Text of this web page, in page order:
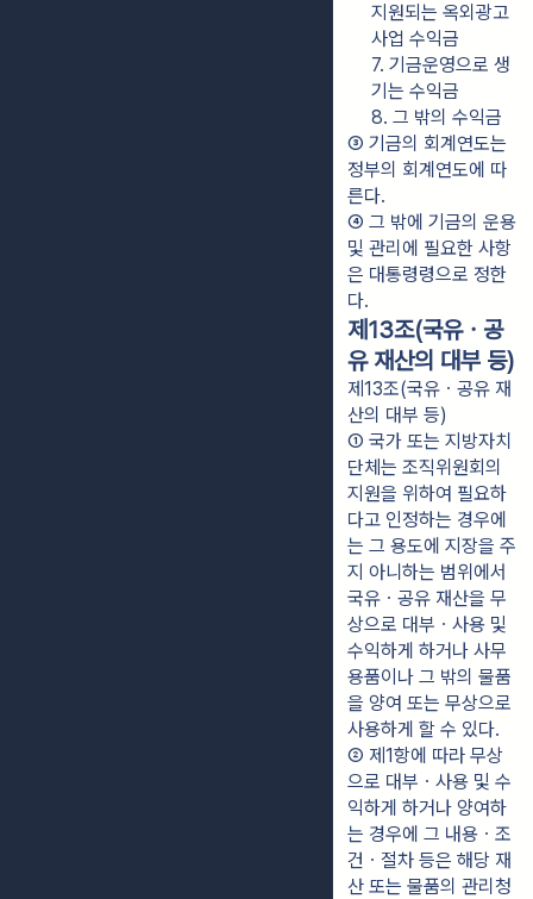
지원되는 옥외광고
사업 수익금
7. 기금운영으로 생
기는 수익금
8. 그 밖의 수익금
③ 기금의 회계연도는
정부의 회계연도에 따
른다.
④ 그 밖에 기금의 운용
및 관리에 필요한 사항
은 대통령령으로 정한
다.
제13조(국유ㆍ공
유 재산의 대부 등)
제13조(국유ㆍ공유 재
산의 대부 등)
① 국가 또는 지방자치
단체는 조직위원회의
지원을 위하여 필요하
다고 인정하는 경우에
는 그 용도에 지장을 주
지 아니하는 범위에서
국유ㆍ공유 재산을 무
상으로 대부ㆍ사용 및
수익하게 하거나 사무
용품이나 그 밖의 물품
을 양여 또는 무상으로
사용하게 할 수 있다.
② 제1항에 따라 무상
으로 대부ㆍ사용 및 수
익하게 하거나 양여하
는 경우에 그 내용ㆍ조
건ㆍ절차 등은 해당 재
산 또는 물품의 관리청